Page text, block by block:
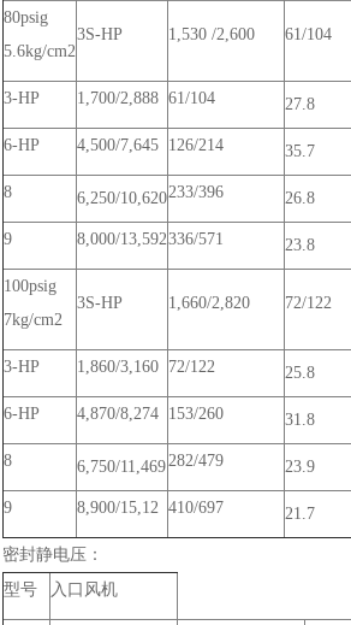
80psig
5.6kg/cm2
3S-HP 1,530 /2,600 61/104
3-HP 1,700/2,888 61/104 27.8
6-HP 4,500/7,645 126/214 35.7
8 6,250/10,620233/396 26.8
9 8,000/13,592336/571 23.8
100psig
7kg/cm2
3S-HP 1,660/2,820 72/122
3-HP 1,860/3,160 72/122 25.8
6-HP 4,870/8,274 153/260 31.8
8 6,750/11,469282/479 23.9
9 8,900/15,12 410/697 21.7
密封静电压：
型号
入口风机